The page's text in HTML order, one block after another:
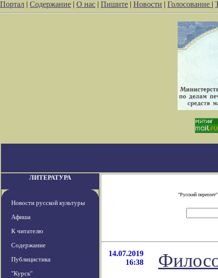
Портал | Содержание | О нас | Пишите | Новости | Голосование |
ЛИТЕРАТУРА
Новости русской культуры
Афиша
К читателю
Содержание
Публицистика
"Курск"
"Русский
14.07.2019
16:38